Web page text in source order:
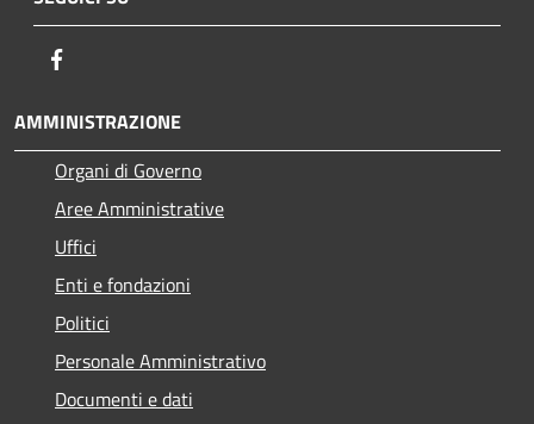
AMMINISTRAZIONE
Organi di Governo
Aree Amministrative
Uffici
Enti e fondazioni
Politici
Personale Amministrativo
Documenti e dati